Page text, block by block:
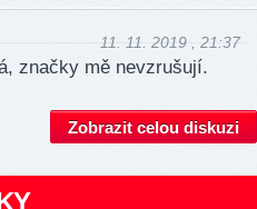
11. 11. 2019 , 21:37
značky mě nevzrušují.
Zobrazit celou diskuzi